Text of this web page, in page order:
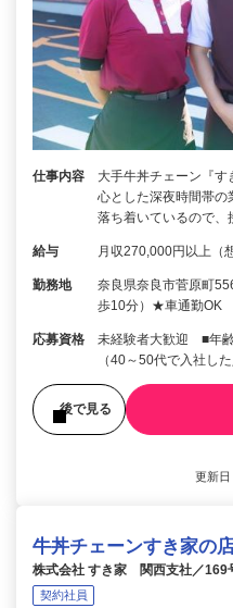
仕事内容
大手牛丼チェーン『
心とした深夜時間帯の
落ち着いているので
給与 月収270,000円以上（
勤務地
奈良県奈良市菅原町
歩10分）★車通勤OK
応募資格
未経験者大歓迎 ■年
（40～50代で入社し
後で見る
更新
牛丼チェーンすき家の
株式会社 すき家 関西支社／169
契約社員